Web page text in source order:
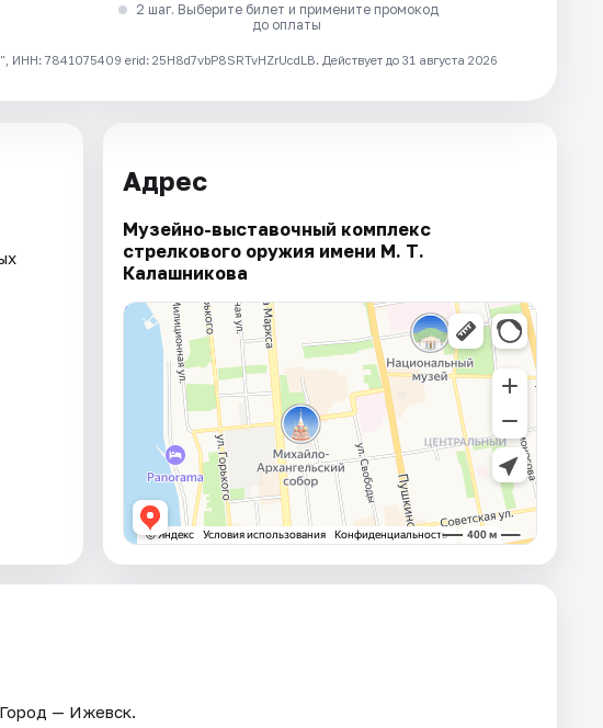
2 шаг. Выберите билет и примените промокод
до оплаты
7841075409 erid: 25H8d7vbP8SRTvHZrUcdLB. Действует до 31 августа 2026
Адрес
Музейно-выставочный комплекс
стрелкового оружия имени М. Т.
Калашникова
— Ижевск.